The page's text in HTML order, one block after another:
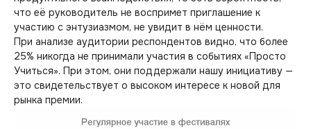
что её руководитель не воспримет приглашение к
участию с энтузиазмом, не увидит в нём ценности.
При анализе аудитории респондентов видно, что более
25% никогда не принимали участия в событиях «Просто
Учиться». При этом, они поддержали нашу инициативу —
это свидетельствует о высоком интересе к новой для
рынка премии.